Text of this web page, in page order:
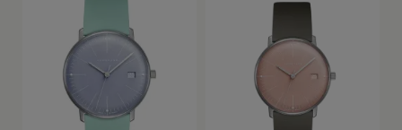
istruzione d'uso
originaleGaranzia di 2
anni
spedito con la scatola
originale e l’istruzione
d’uso originale.